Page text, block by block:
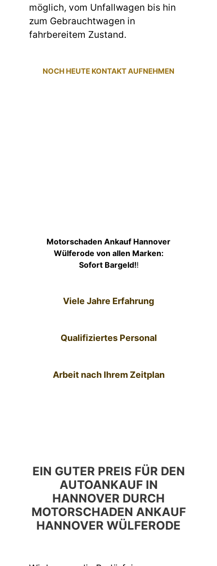
möglich, vom Unfallwagen bis hin
zum Gebrauchtwagen in
fahrbereitem Zustand.
NOCH HEUTE KONTAKT AUFNEHMEN
Motorschaden Ankauf Hannover
Wülferode von allen Marken:
Sofort Bargeld!!
Viele Jahre Erfahrung
Qualifiziertes Personal
Arbeit nach Ihrem Zeitplan
EIN GUTER PREIS FÜR DEN
AUTOANKAUF IN
HANNOVER DURCH
MOTORSCHADEN ANKAUF
HANNOVER WÜLFERODE